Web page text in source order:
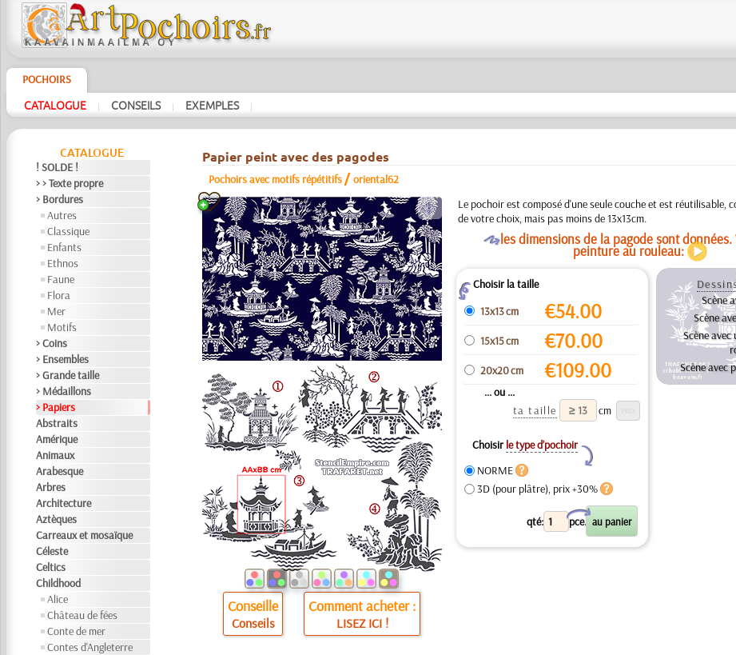
POCHOIRS
CATALOGUE | CONSEILS | EXEMPLES |
CATALOGUE
! SOLDE !
> > Texte propre
> Bordures
Autres
Classique
Enfants
Ethnos
Faune
Flora
Mer
Motifs
> Coins
> Ensembles
> Grande taille
> Médaillons
> Papiers
Abstraits
Amérique
Animaux
Arabesque
Arbres
Architecture
Aztèques
Carreaux et mosaïque
Céleste
Celtics
Childhood
Alice
Château de fées
Conte de mer
Contes d'Angleterre
Papier peint avec des pagodes
Pochoirs avec motifs répétitifs /oriental62
a
Conseille
Conseils
Comment acheter :
LISEZ ICI !
Le pochoir est composé d'une seule couche et est réutilisable,
de votre choix, mais pas moins de 13x13cm.
Oles dimensions de la pagode sont
peinture au rouleau:
ZChoisir la taille
13x13 cm
€54.00
15x15 cm €70.00
20x20 cm €109.00
... ou ...
ta taille
cm
Choisir le type d’pochoir
Y
NORME
3D (pour plâtre), prix +30%
qté: pce.
X
Scène
Scène
Scène
Scène avec